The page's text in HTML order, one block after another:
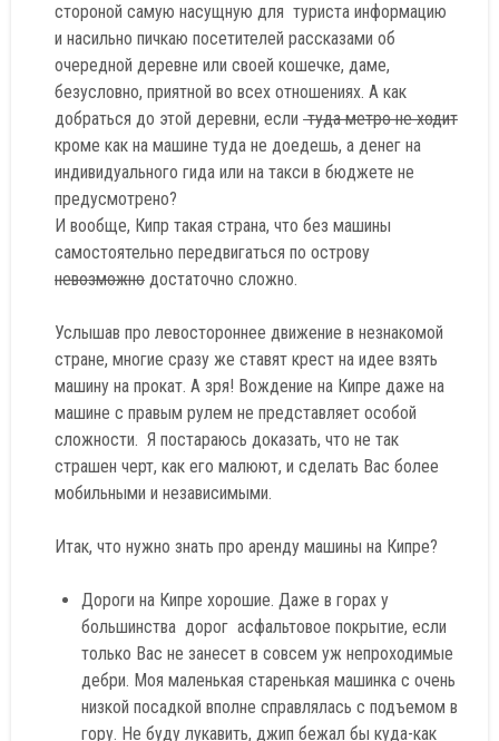
стороной самую насущную для туриста информацию
и насильно пичкаю посетителей рассказами об
очередной деревне или своей кошечке, даме,
безусловно, приятной во всех отношениях. А как
добраться до этой деревни, если туда метро не ходит
кроме как на машине туда не доедешь, а денег на
индивидуального гида или на такси в бюджете не
предусмотрено?
И вообще, Кипр такая страна, что без машины
самостоятельно передвигаться по острову
невозможно достаточно сложно.
Услышав про левостороннее движение в незнакомой
стране, многие сразу же ставят крест на идее взять
машину на прокат. А зря! Вождение на Кипре даже на
машине с правым рулем не представляет особой
сложности. Я постараюсь доказать, что не так
страшен черт, как его малюют, и сделать Вас более
мобильными и независимыми.
Итак, что нужно знать про аренду машины на Кипре?
Дороги на Кипре хорошие. Даже в горах у
большинства дорог асфальтовое покрытие, если
только Вас не занесет в совсем уж непроходимые
дебри. Моя маленькая старенькая машинка с очень
низкой посадкой вполне справлялась с подъемом в
гору. Не буду лукавить, джип бежал бы куда-как